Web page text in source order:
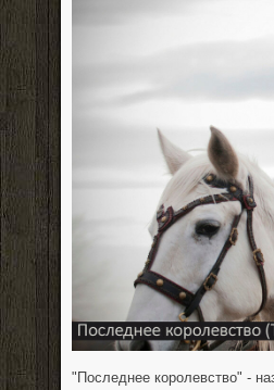
"Последнее королевство" -